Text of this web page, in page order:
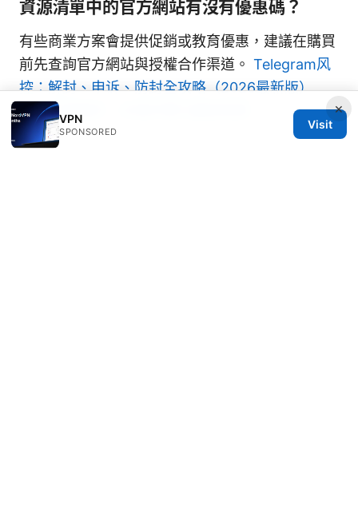
資源清單中的官方網站有沒有優惠碼？
有些商業方案會提供促銷或教育優惠，建議在購買
前先查詢官方網站與授權合作渠道。 Telegram风
控：解封、申诉、防封全攻略（2026最新版）
——全面解析、实操步骤与最新政策
×
VPN
SPONSORED
Visit